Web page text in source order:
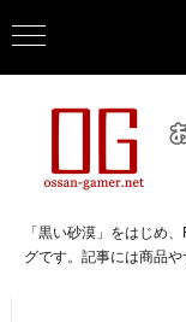
「黒い砂漠」をはじめ
グです。記事には商品や